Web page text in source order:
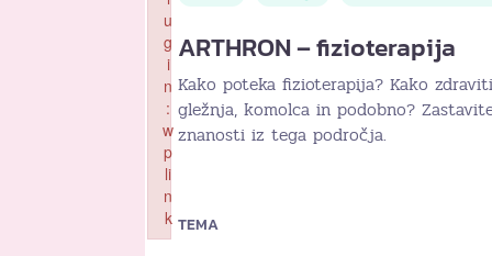
ARTHRON – fizioterapija
Kako poteka fizioterapija? Kako
gležnja, komolca in podobno?
znanosti iz tega področja.
TEMA
u
g
i
n
:
w
p
li
n
k
Failed to initialize plugin: wplink